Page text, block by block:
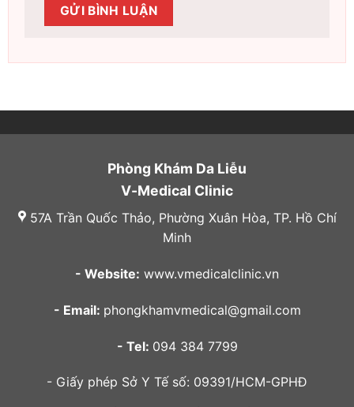
Phòng Khám Da Liễu
V-Medical Clinic
57A Trần Quốc Thảo, Phường Xuân Hòa, TP. Hồ Chí
Minh
- Website: www.vmedicalclinic.vn
- Email: phongkhamvmedical@gmail.com
- Tel: 094 384 7799
- Giấy phép Sở Y Tế số: 09391/HCM-GPHĐ